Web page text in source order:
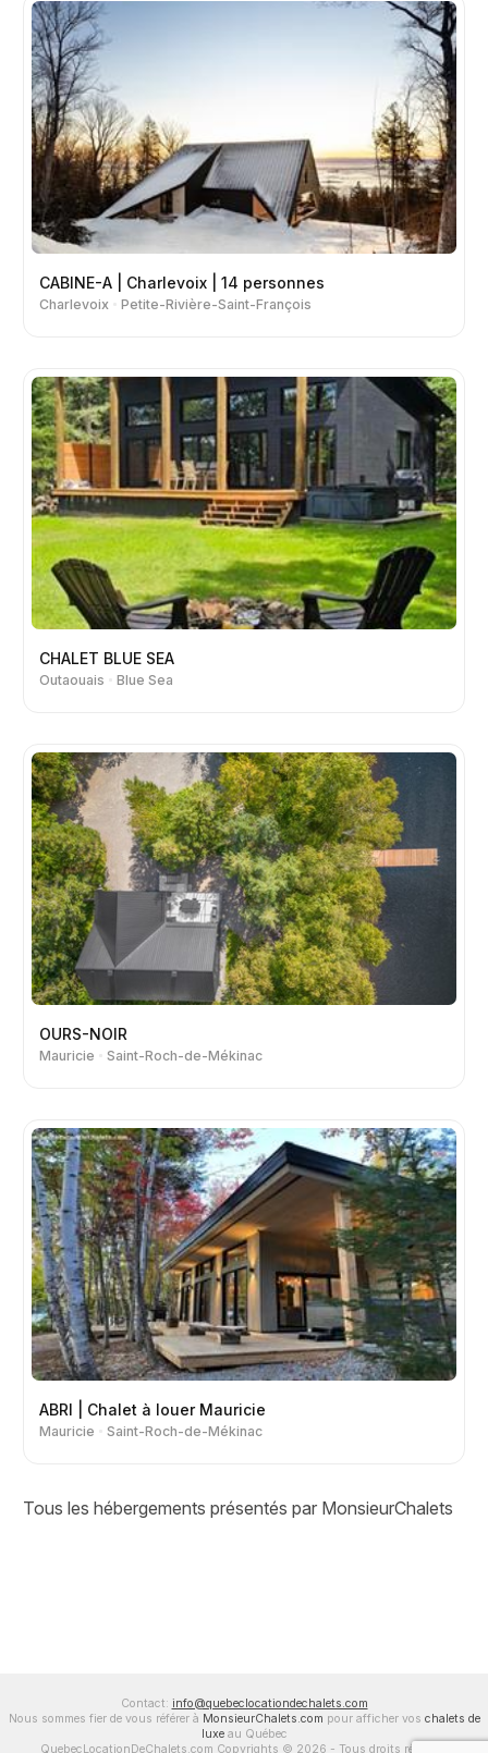
CABINE-A | Charlevoix | 14 personnes
Charlevoix Petite-Rivière-Saint-François
CHALET BLUE SEA
Outaouais Blue Sea
OURS-NOIR
Mauricie Saint-Roch-de-Mékinac
ABRI | Chalet à louer Mauricie
Mauricie Saint-Roch-de-Mékinac
Tous les hébergements présentés par MonsieurChalets
Contact: info@quebeclocationdechalets.com
Nous sommes fier de vous référer à MonsieurChalets.com pour afficher vos chalets de
luxeau Québec
QuebecLocationDeChalets.com Copyrights © 2026 - Tous droits réservés